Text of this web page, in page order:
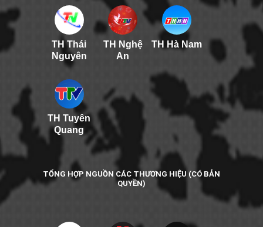
TH Thái
Nguyên
TH Nghệ
An
TH Hà Nam
TH Tuyên
Quang
TỔNG HỢP NGUỒN CÁC THƯƠNG HIỆU (CÓ BẢN
QUYỀN)